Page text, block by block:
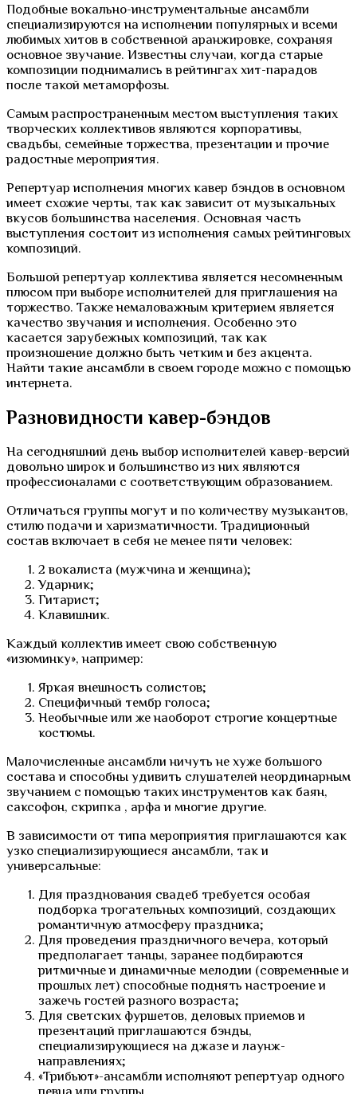
Подобные вокально-инструментальные ансамбли
специализируются на исполнении популярных и всеми
любимых хитов в собственной аранжировке, сохраняя
основное звучание. Известны случаи, когда старые
композиции поднимались в рейтингах хит-парадов
после такой метаморфозы.
Самым распространенным местом выступления таких
творческих коллективов являются корпоративы,
свадьбы, семейные торжества, презентации и прочие
радостные мероприятия.
Репертуар исполнения многих кавер бэндов в основном
имеет схожие черты, так как зависит от музыкальных
вкусов большинства населения. Основная часть
выступления состоит из исполнения самых рейтинговых
композиций.
Большой репертуар коллектива является несомненным
плюсом при выборе исполнителей для приглашения на
торжество. Также немаловажным критерием является
качество звучания и исполнения. Особенно это
касается зарубежных композиций, так как
произношение должно быть четким и без акцента.
Найти такие ансамбли в своем городе можно с помощью
интернета.
Разновидности кавер-бэндов
На сегодняшний день выбор исполнителей кавер-версий
довольно широк и большинство из них являются
профессионалами с соответствующим образованием.
Отличаться группы могут и по количеству музыкантов,
стилю подачи и харизматичности. Традиционный
состав включает в себя не менее пяти человек:
2 вокалиста (мужчина и женщина);
Ударник;
Гитарист;
Клавишник.
Каждый коллектив имеет свою собственную
«изюминку», например:
Яркая внешность солистов;
Специфичный тембр голоса;
Необычные или же наоборот строгие концертные
костюмы.
Малочисленные ансамбли ничуть не хуже большого
состава и способны удивить слушателей неординарным
звучанием с помощью таких инструментов как баян,
саксофон, скрипка , арфа и многие другие.
В зависимости от типа мероприятия приглашаются как
узко специализирующиеся ансамбли, так и
универсальные:
Для празднования свадеб требуется особая
подборка трогательных композиций, создающих
романтичную атмосферу праздника;
Для проведения праздничного вечера, который
предполагает танцы, заранее подбираются
ритмичные и динамичные мелодии (современные и
прошлых лет) способные поднять настроение и
зажечь гостей разного возраста;
Для светских фуршетов, деловых приемов и
презентаций приглашаются бэнды,
специализирующиеся на джазе и лаунж-
направлениях;
«Трибьют»-ансамбли исполняют репертуар одного